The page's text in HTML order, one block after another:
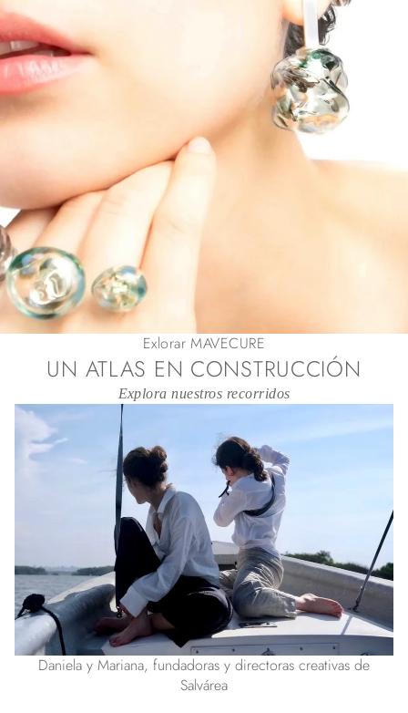
Exlorar MAVECURE
UN ATLAS EN CONSTRUCCIÓN
Explora nuestros recorridos
Daniela y Mariana, fundadoras y directoras creativas de
Salvárea